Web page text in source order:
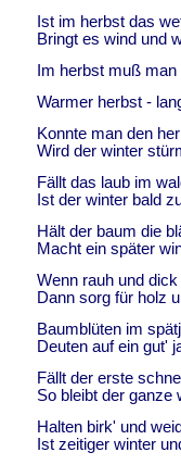
Ist im herbst das
Bringt es wind und
Im herbst muß
Warmer herbst -
Konnte man den
Wird der winter
Fällt das laub im
Ist der winter bald
Hält der baum die
Macht ein später
Wenn rauh und
Dann sorg für holz
Baumblüten im
Deuten auf ein gut'
Fällt der erste
So bleibt der ganze
Halten birk' und
Ist zeitiger winter